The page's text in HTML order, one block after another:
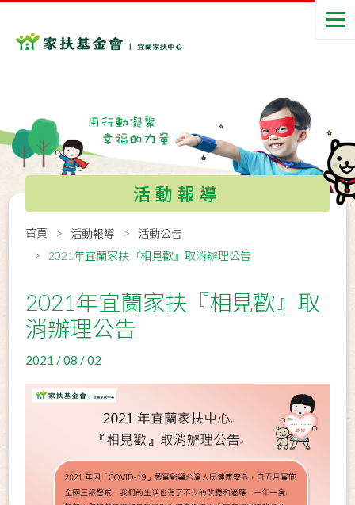
活動報導
首頁 活動報導
活動公告
2021年宜蘭家扶『相見歡』取消辦理公告
2021年宜蘭家扶『相見歡』取
消辦理公告
2021 / 08 / 02